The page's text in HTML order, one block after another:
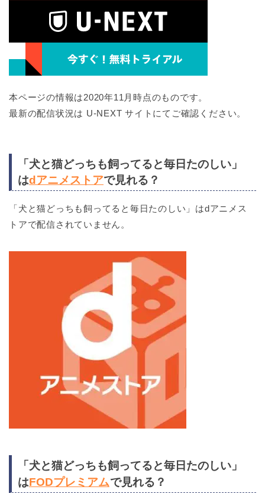
本ページの情報は2020年11月時点のものです。
最新の配信状況は U-NEXT サイトにてご確認ください。
「犬と猫どっちも飼ってると毎日たのしい」
はdアニメストアで見れる？
「犬と猫どっちも飼ってると毎日たのしい」はdアニメス
トアで配信されていません。
「犬と猫どっちも飼ってると毎日たのしい」
はFODプレミアムで見れる？